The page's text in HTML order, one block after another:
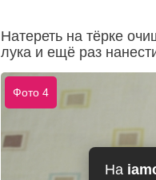
На
Натереть на тёрке
лука и ещё раз
Фото 4